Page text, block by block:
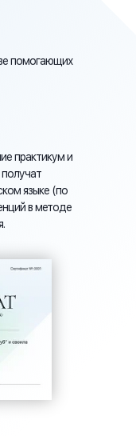
помогающих
практикум и
языке (по
в методе